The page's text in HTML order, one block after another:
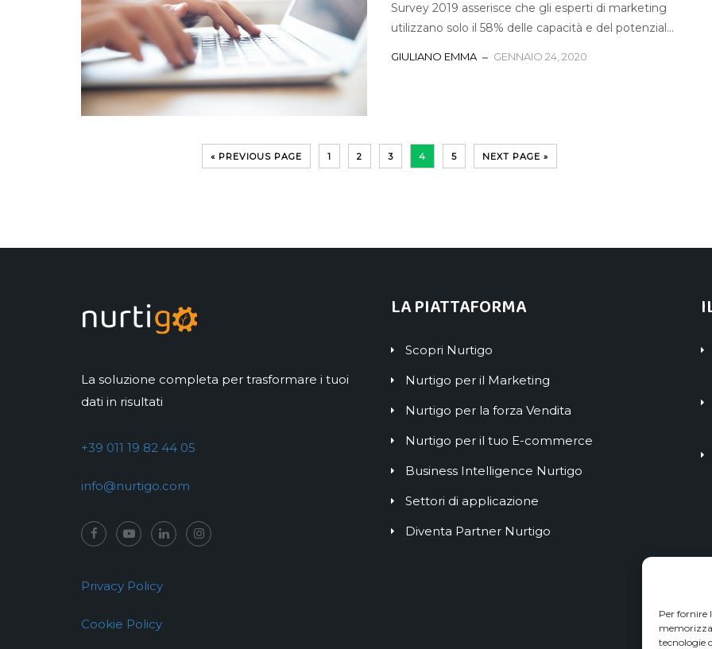
Per fornire
tecnologie
Survey 2019 asserisce che gli esperti di marketing
utilizzano solo il 58% delle capacità e del potenzial...
GIULIANO EMMA GENNAIO 24, 2020
« PREVIOUS PAGE 1 2 3 4 5 NEXT PAGE »
La soluzione completa per trasformare i tuoi
dati in risultati
+39 011 19 82 44 05
info@nurtigo.com
Privacy Policy
Cookie Policy
LA PIATTAFORMA
Scopri Nurtigo
Nurtigo per il Marketing
Nurtigo per la forza Vendita
Nurtigo per il tuo E-commerce
Business Intelligence Nurtigo
Settori di applicazione
Diventa Partner Nurtigo